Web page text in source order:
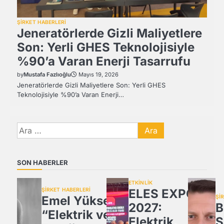
ŞİRKET HABERLERİ
Jeneratörlerde Gizli Maliyetlere
Son: Yerli GHES Teknolojisiyle
%90’a Varan Enerji Tasarrufu
byMustafa Fazlıoğlu Mayıs 19, 2026
Jeneratörlerde Gizli Maliyetlere Son: Yerli GHES
Teknolojisiyle %90’a Varan Enerji…
Arama:
SON HABERLER
ŞİRKET HABERLERİ
Emel Yüksel:
“Elektrik ve
ETKİNLİK
ELES EXPO
2027: